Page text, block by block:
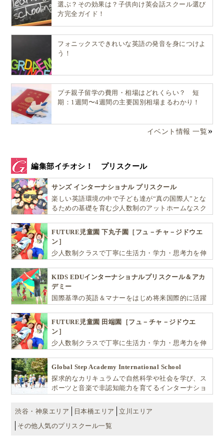
選ぶ？その効果は？子供向け英会話スクール選び
方完全ガイド！
フォニックスできれいな英語の発音を身につけよ
う！
プチ親子留学の費用・相場はどれくらい？ 短
期：1週間〜4週間の主要国別相場まるわかり！
イベント情報 一覧
編集部イチオシ！ プリスクール
サンズ インターナショナル プリスクール
楽しい英語環境の中で子ども達が“真の国際人”とな
るための基礎を育む少人数制のアットホームなスク
FUTURE児童園 下丸子園［フュ－チャ－ジドウエ
ン］
少人数制クラスで丁寧に生活力・学力・思考力を伸
KIDS EDUインターナショナルプリスクール＆アカ
デミー
国際基準の英語＆マナーをはじめ将来国際的に活躍
EDU（キッズ・エデュ）」は幼児から小学生まで一
貫して学べる充実のカリキュラムが魅力です
FUTURE児童園 田端園［フュ－チャ－ジドウエ
ン］
少人数制クラスで丁寧に生活力・学力・思考力を伸
Global Step Academy International School
探求的なカリキュラムで自然科学や社会を学び、ス
ポーツと音楽で非認知能力を育てるインターナショ
渋谷・神泉エリア
日本橋エリア
立川エリア
その他人気のプリスクール一覧